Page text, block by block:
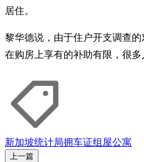
居住。
黎华德说，由于住户开支调查
在购房上享有的补助有限，很多
新加坡统计局拥车证组屋公寓
上一篇